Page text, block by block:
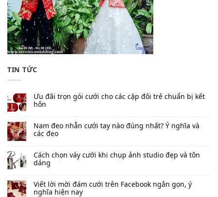
TIN TỨC
Ưu đãi trọn gói cưới cho các cặp đôi trẻ chuẩn bị kết
hôn
Nam đeo nhẫn cưới tay nào đúng nhất​? Ý nghĩa và
các đeo
Cách chọn váy cưới khi chụp ảnh studio đẹp và tôn
dáng
Viết lời mời đám cưới trên Facebook​ ngắn gọn, ý
nghĩa hiện nay